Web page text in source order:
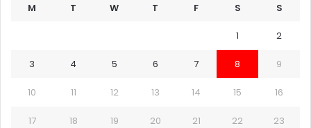
M T W T F S S
1 2
3 4 5 6 7 8 9
10 11 12 13 14 15 16
17 18 19 20 21 22 23